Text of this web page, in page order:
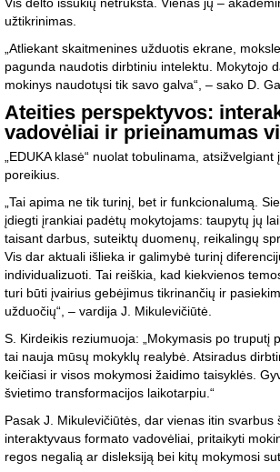
Vis dėlto iššūkių netrūksta. Vienas jų –
užtikrinimas.
„Atliekant skaitmenines užduotis ekrane,
pagunda naudotis dirbtiniu intelektu. Mokytojo
mokinys naudotųsi tik savo galva“, – sako D.
Ateities perspektyvos:
vadovėliai ir prieinamumas
„EDUKA klasė“ nuolat tobulinama,
poreikius.
„Tai apima ne tik turinį, bet ir funkcionalumą.
įdiegti įrankiai padėtų mokytojams: taupytų jų
taisant darbus, suteiktų duomenų, reikalingų
Vis dar aktuali išlieka ir galimybė turinį
individualizuoti. Tai reiškia, kad kiekvienos
turi būti įvairius gebėjimus tikrinančių ir
užduočių“, – vardija J. Mikulevičiūtė.
S. Kirdeikis reziumuoja: „Mokymasis po truputį
tai nauja mūsų mokyklų realybė. Atsiradus
keičiasi ir visos mokymosi žaidimo taisyklės.
švietimo transformacijos laikotarpiu.“
Pasak J. Mikulevičiūtės, dar vienas itin svarbus
interaktyvaus formato vadovėliai, pritaikyti
regos negalią ar disleksiją bei kitų mokymosi